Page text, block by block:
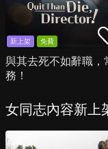
新上架 免費
與其去死不如辭職，
務！
女同志內容新上